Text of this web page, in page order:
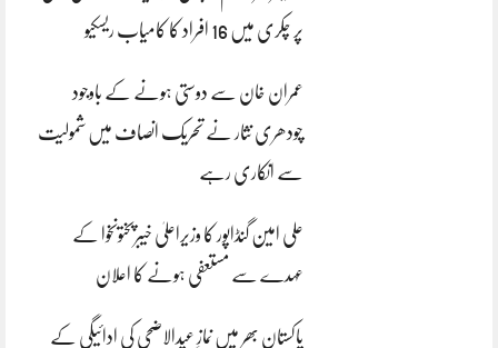
پر چکری میں 16 افراد کا کامیاب ریسکیو
عمران خان سے دوستی ہونے کے باوجود
چودھری نثار نے تحریک انصاف میں شمولیت
سے انکاری رہے
علی امین گنڈاپور کا وزیراعلیٰ خیبرپختونخوا کے
عہدے سے مستعفی ہونے کا اعلان
پاکستان بھر میں نمازِ عیدالاضحی کی ادائیگی کے